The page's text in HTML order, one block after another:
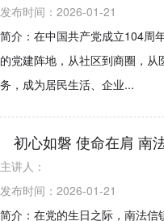
发布时间：2026-01-21
简介：在中国共产党成立104周
的党建阵地，从社区到商圈，
务，成为居民生活、企业...
初心如磐 使命在肩 南
主讲人：
发布时间：2026-01-21
简介：在党的生日之际，南法